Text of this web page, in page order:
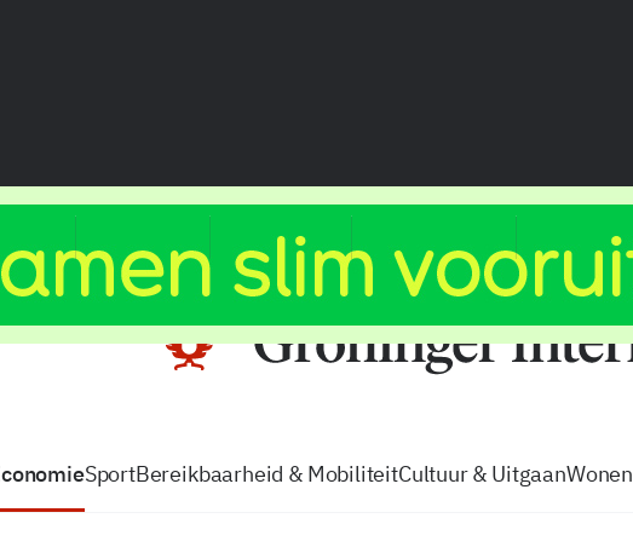
vacatures
SportBereikbaarheid & MobiliteitCultuur & UitgaanWonen